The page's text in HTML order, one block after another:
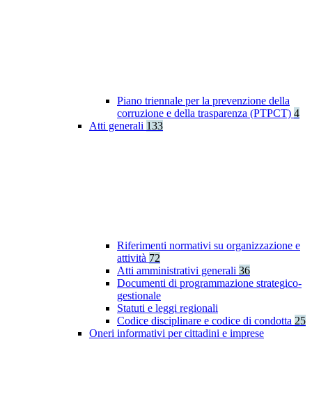
Piano triennale per la prevenzione della
corruzione e della trasparenza (PTPCT) 4
Atti generali 133
Riferimenti normativi su organizzazione e
attività 72
Atti amministrativi generali 36
Documenti di programmazione strategico-
gestionale
Statuti e leggi regionali
Codice disciplinare e codice di condotta 25
Oneri informativi per cittadini e imprese